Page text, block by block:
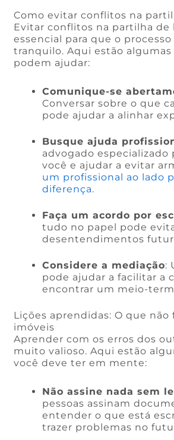
Como evitar conflitos na
Evitar conflitos na partilha de
essencial para que o processo
tranquilo. Aqui estão algumas
podem ajudar:
Comunique-se
Conversar sobre o que
pode ajudar a alinhar
Busque ajuda
advogado especializado
você e ajudar a evitar
um profissional ao lado
diferença.
Faça um acordo por
tudo no papel pode
desentendimentos
Considere a mediação:
pode ajudar a facilitar a
encontrar um meio-
Lições aprendidas: O que não
imóveis
Aprender com os erros dos
muito valioso. Aqui estão
você deve ter em mente:
Não assine nada sem
pessoas assinam
entender o que está
trazer problemas no